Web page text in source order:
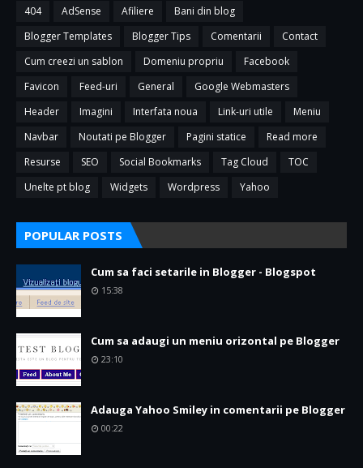
404 AdSense Afiliere
Bani din blog
Blogger Templates
Blogger Tips Comentarii
Contact
Cum creezi un sablon
Domeniu propriu
Facebook
Favicon
Feed-uri General
Google Webmasters
Header
Imagini Interfata noua Link-uri utile
Meniu
Navbar
Noutati pe Blogger Pagini statice
Read more
Resurse
SEO Social Bookmarks Tag Cloud
TOC
Unelte pt blog
Widgets Wordpress Yahoo
POPULAR POSTS
Cum sa faci setarile in Blogger - Blogspot
15:38
Cum sa adaugi un meniu orizontal pe Blogger
23:10
Adauga Yahoo Smiley in comentarii pe Blogger
00:22